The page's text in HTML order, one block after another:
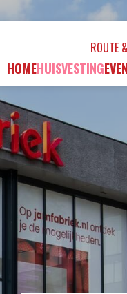
HOMEHUISVESTING
ROUTE